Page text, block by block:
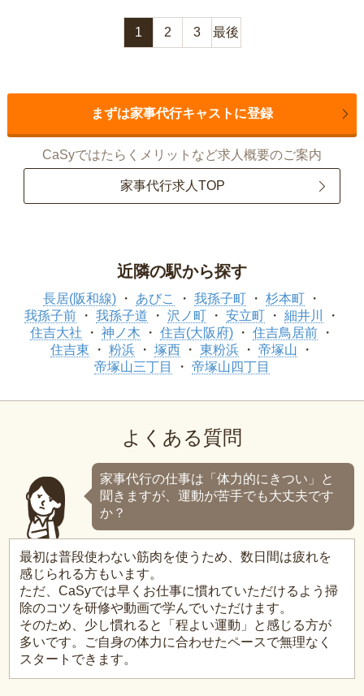
1 2 3 最後
まずは家事代行キャストに登録
CaSyではたらくメリットなど求人概要のご案内
家事代行求人TOP
近隣の駅から探す
長居(阪和線) あびこ 我孫子町
杉本町
我孫子前
我孫子道 沢ノ町 安立町
細井川
住吉大社
神ノ木 住吉(大阪府)
住吉鳥居前
住吉東
粉浜 塚西 東粉浜
帝塚山
帝塚山三丁目
帝塚山四丁目
よくある質問
家事代行の仕事は「体力的にきつい」と
聞きますが、運動が苦手でも大丈夫です
か？
最初は普段使わない筋肉を使うため、数日間は疲れを
感じられる方もいます。
ただ、CaSyでは早くお仕事に慣れていただけるよう掃
除のコツを研修や動画で学んでいただけます。
そのため、少し慣れると「程よい運動」と感じる方が
多いです。ご自身の体力に合わせたペースで無理なく
スタートできます。